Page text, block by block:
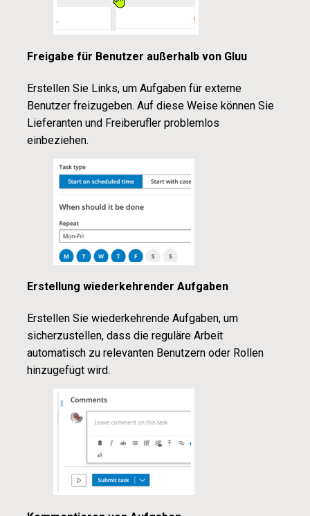
Freigabe für Benutzer außerhalb von Gluu
Erstellen Sie Links, um Aufgaben für externe
Benutzer freizugeben. Auf diese Weise können Sie
Lieferanten und Freiberufler problemlos
einbeziehen.
Erstellung wiederkehrender Aufgaben
Erstellen Sie wiederkehrende Aufgaben, um
sicherzustellen, dass die reguläre Arbeit
automatisch zu relevanten Benutzern oder Rollen
hinzugefügt wird.